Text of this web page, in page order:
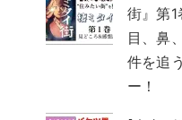
街』第
目、鼻
件を追
ー！